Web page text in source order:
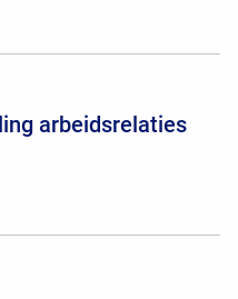
arbeidsrelaties